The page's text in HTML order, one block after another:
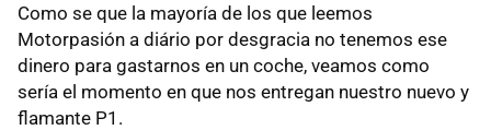
Como se que la mayoría de los que leemos
Motorpasión a diário por desgracia no tenemos ese
dinero para gastarnos en un coche, veamos como
sería el momento en que nos entregan nuestro nuevo y
flamante P1.